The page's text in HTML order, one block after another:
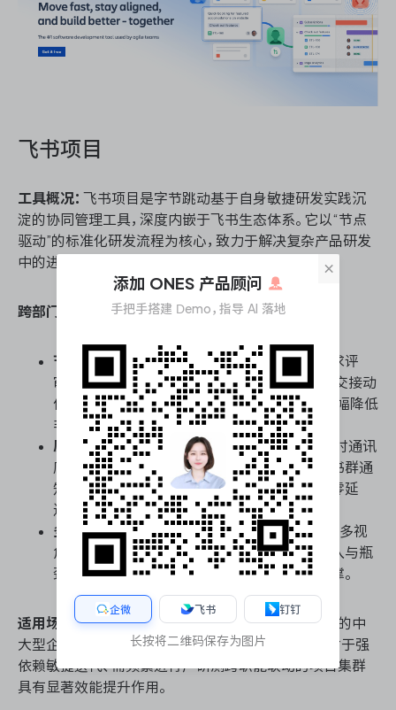
飞书项目
工具概况：
飞书项目是字节跳动基于自身敏捷研发实践沉
淀的协同管理工具，深度内嵌于飞书生态体系。它以“节点
驱动”的标准化研发流程为核心，致力于解决复杂产品研发
中的进度黑盒与跨职能协作壁垒问题。
跨部门协同研发管理能力核心能力：
节点驱动的标准化流程：
通过将研发拆解为需求评
审、开发、测试等标准化节点，强制规范跨部门交接动
作。产品、研发、QA在统一流转模型中作业，大幅降低
非正式沟通带来的信息折损。
原生生态无缝协同：
与飞书文档、多维表格、即时通讯
底层打通。需求变更或节点延期可自动触发飞书群通
知与机器人卡片推送，实现跨部门信息触达的零延
迟。
多维数据穿透与可视化：提供甘特图、燃尽图及多视
角看板，管理层可实时穿透查看跨部门资源投入与瓶
颈阻塞，为动态调配研发资源提供客观数据支撑。
适用场景：高度适配已部署或正在推行飞书办公体系的中
大型企业，尤其是互联网、软件及内容科技类团队。对于强
依赖敏捷迭代、需频繁进行产研测跨职能联动的项目集群
具有显著效能提升作用。
×
添加 ONES 产品顾问
手把手搭建 Demo，指导 AI 落地
企微 飞书 钉钉
长按将二维码保存为图片